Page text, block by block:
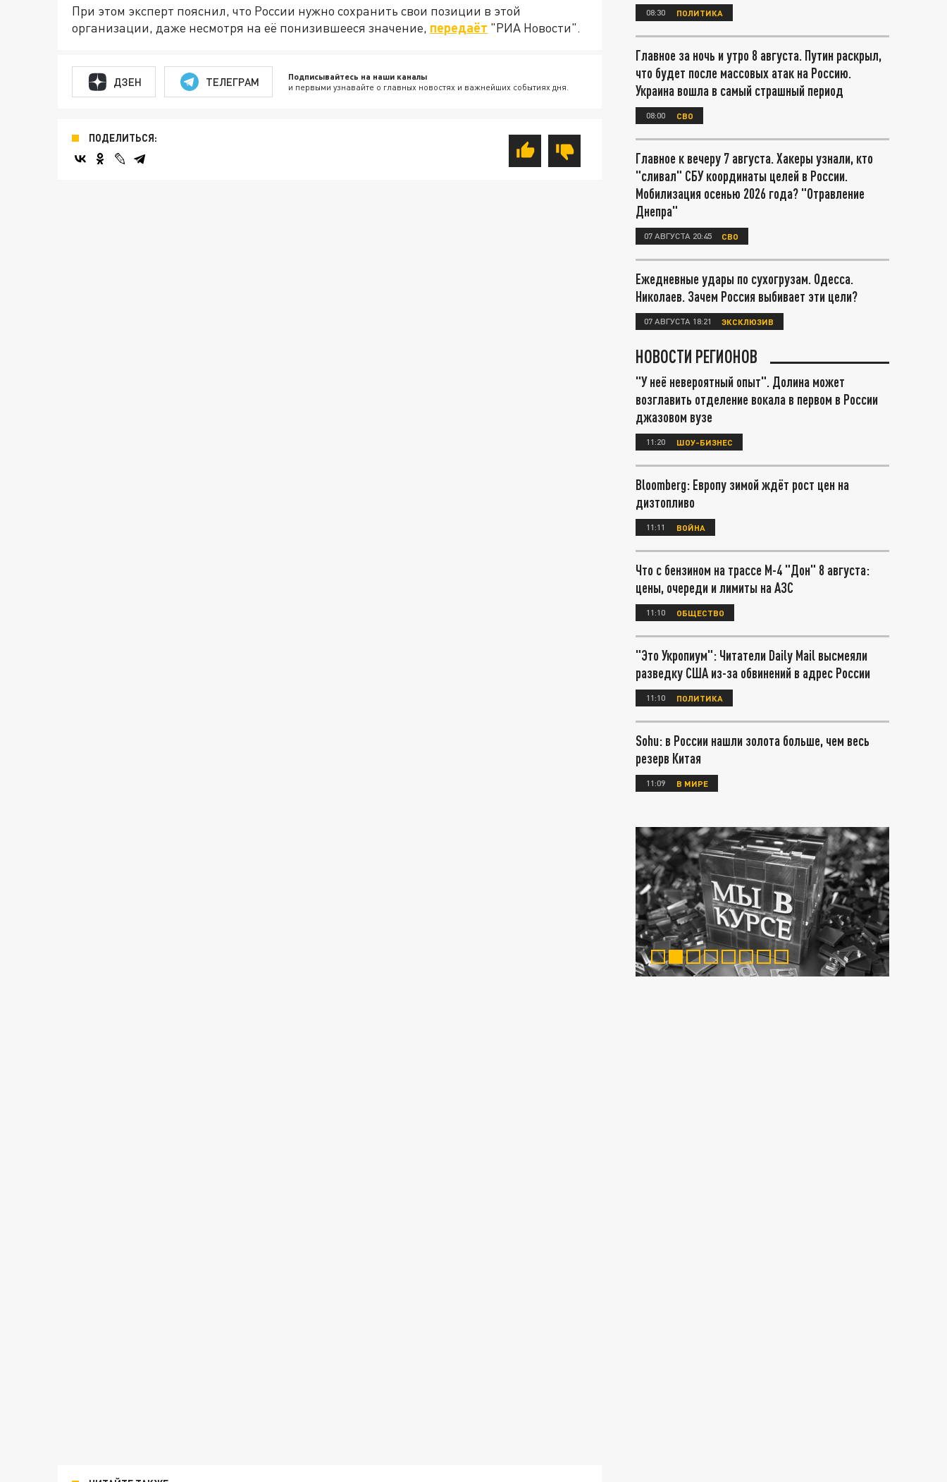
При этом эксперт пояснил, что России нужно сохранить свои позиции в этой
организации, даже несмотря на её понизившееся значение, передаёт "РИА Новости".
ДЗЕН ТЕЛЕГРАМ Подписывайтесь на наши каналы
и первыми узнавайте о главных новостях и важнейших событиях дня.
ПОДЕЛИТЬСЯ:
08:30 ПОЛИТИКА
Главное за ночь и утро 8 августа. Путин раскрыл,
что будет после массовых атак на Россию.
Украина вошла в самый страшный период
08:00 СВО
Главное к вечеру 7 августа. Хакеры узнали, кто
"сливал" СБУ координаты целей в России.
Мобилизация осенью 2026 года? "Отравление
Днепра"
07 АВГУСТА 20:45 СВО
Ежедневные удары по сухогрузам. Одесса.
Николаев. Зачем Россия выбивает эти цели?
07 АВГУСТА 18:21 ЭКСКЛЮЗИВ
НОВОСТИ РЕГИОНОВ
"У неё невероятный опыт". Долина может
возглавить отделение вокала в первом в России
джазовом вузе
11:20 ШОУ-БИЗНЕС
Bloomberg: Европу зимой ждёт рост цен на
дизтопливо
11:11 ВОЙНА
Что с бензином на трассе М-4 "Дон" 8 августа:
цены, очереди и лимиты на АЗС
11:10 ОБЩЕСТВО
"Это Укропиум": Читатели Daily Mail высмеяли
разведку США из-за обвинений в адрес России
11:10 ПОЛИТИКА
Sohu: в России нашли золота больше, чем весь
резерв Китая
11:09 В МИРЕ